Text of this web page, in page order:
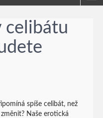
celibátu
spíše celibát, než
Naše erotická